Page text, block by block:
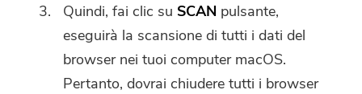
Quindi, fai clic su SCAN pulsante,
eseguirà la scansione di tutti i dati del
browser nei tuoi computer macOS.
Pertanto, dovrai chiudere tutti i browser